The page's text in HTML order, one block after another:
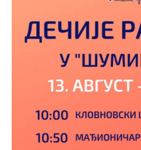
Програми
Ценовник